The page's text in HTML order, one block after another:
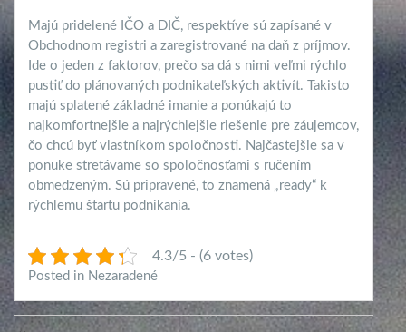
Majú pridelené IČO a DIČ, respektíve sú zapísané v
Obchodnom registri a zaregistrované na daň z príjmov.
Ide o jeden z faktorov, prečo sa dá s nimi veľmi rýchlo
pustiť do plánovaných podnikateľských aktivít. Takisto
majú splatené základné imanie a ponúkajú to
najkomfortnejšie a najrýchlejšie riešenie pre záujemcov,
čo chcú byť vlastníkom spoločnosti. Najčastejšie sa v
ponuke stretávame so spoločnosťami s ručením
obmedzeným. Sú pripravené, to znamená „ready“ k
rýchlemu štartu podnikania.
4.3/5 - (6 votes)
Posted in Nezaradené
Navigácia